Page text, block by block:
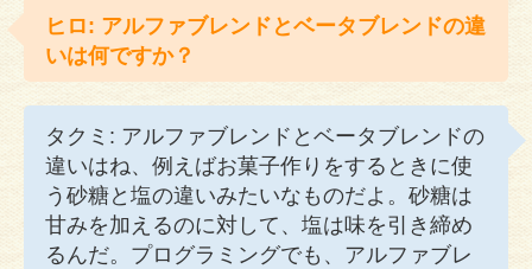
ヒロ: アルファブレンドとベータブレンドの違
いは何ですか？
タクミ: アルファブレンドとベータブレンドの
違いはね、例えばお菓子作りをするときに使
う砂糖と塩の違いみたいなものだよ。砂糖は
甘みを加えるのに対して、塩は味を引き締め
るんだ。プログラミングでも、アルファブレ